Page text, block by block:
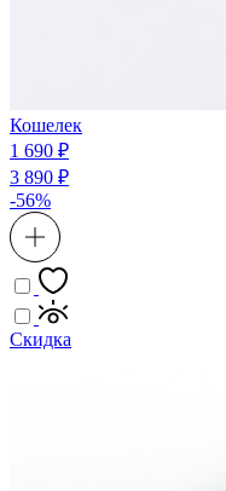
Кошелек
1 690 ₽
3 890 ₽
-56%
Скидка